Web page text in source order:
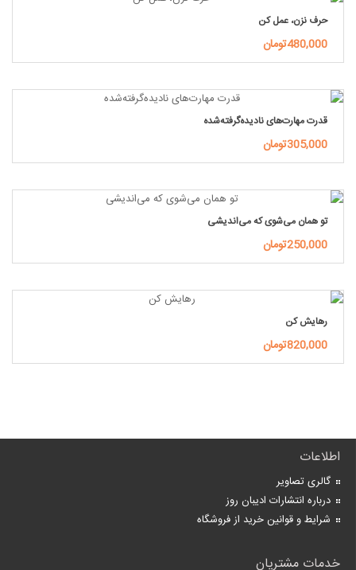
حرف نزن، عمل کن
480,000تومان
قدرت مهارت‌های نادیده‌گرفته‌شده
305,000تومان
تو همان می‌شوی که می‌اندیشی
250,000تومان
رهایش کن
820,000تومان
اطلاعات
گالری تصاویر
درباره انتشارات ادیبان روز
شرایط و قوانین خرید از فروشگاه
خدمات مشتریان